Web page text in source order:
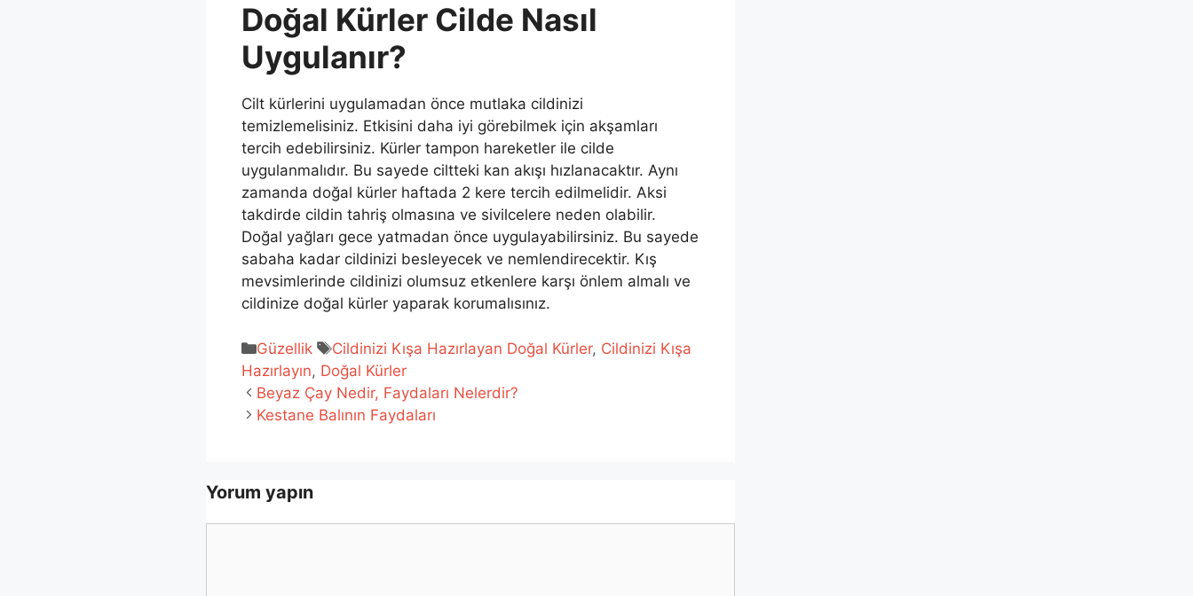
Doğal Kürler Cilde Nasıl
Uygulanır?
Cilt kürlerini uygulamadan önce mutlaka cildinizi
temizlemelisiniz. Etkisini daha iyi görebilmek için akşamları
tercih edebilirsiniz. Kürler tampon hareketler ile cilde
uygulanmalıdır. Bu sayede ciltteki kan akışı hızlanacaktır. Aynı
zamanda doğal kürler haftada 2 kere tercih edilmelidir. Aksi
takdirde cildin tahriş olmasına ve sivilcelere neden olabilir.
Doğal yağları gece yatmadan önce uygulayabilirsiniz. Bu sayede
sabaha kadar cildinizi besleyecek ve nemlendirecektir. Kış
mevsimlerinde cildinizi olumsuz etkenlere karşı önlem almalı ve
cildinize doğal kürler yaparak korumalısınız.
Kategoriler
Güzellik Etiketler
Cildinizi Kışa Hazırlayan Doğal Kürler, Cildinizi Kışa
Hazırlayın, Doğal Kürler
Beyaz Çay Nedir, Faydaları Nelerdir?
Kestane Balının Faydaları
Yorum yapın